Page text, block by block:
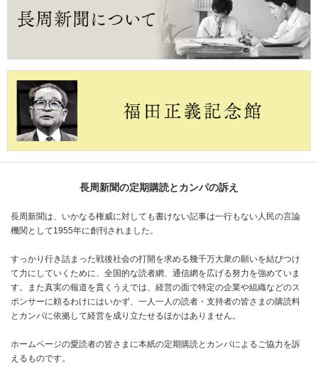
長周新聞の定期購読とカンパの訴え
長周新聞は、いかなる権威に対しても書けない記事は一行もない人民の言論
機関として1955年に創刊されました。
すっかり行き詰まった戦後社会の打開を求める幾千万大衆の願いを結びつけ
て力にしていくために、全国的な読者網、通信網を広げる努力を強めていま
す。また真実の報道を貫くうえでは、経営の面で特定の企業や組織などのス
ポンサーに頼るわけにはいかず、一人一人の読者・支持者の皆さまの購読料
とカンパに依拠して経営を成り立たせるほかはありません。
ホームページの愛読者の皆さまに本紙の定期購読とカンパによるご協力を訴
えるものです。